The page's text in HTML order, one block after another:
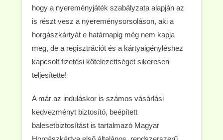
hogy a nyereményjáték szabályzata alapján az
is részt vesz a nyereménysorsoláson, aki a
horgászkártyát e határnapig még nem kapja
meg, de a regisztrációt és a kártyaigényléshez
kapcsolt fizetési kötelezettséget sikeresen
teljesítette!
A már az induláskor is számos vásárlási
kedvezményt biztosító, beépített
balesetbiztosítást is tartalmazó Magyar